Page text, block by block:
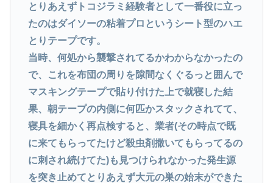
とりあえずトコジラミ経験者として一番役に立っ
たのはダイソーの粘着プロというシート型のハエ
とりテープです。
当時、何処から襲撃されてるかわからなかったの
で、これを布団の周りを隙間なくぐるっと囲んで
マスキングテープで貼り付けた上で就寝した結
果、朝テープの内側に何匹かスタックされてて、
寝具を細かく再点検すると、業者(その時点で既
に来てもらってたけど殺虫剤撒いてもらってるの
に刺され続けてた)も見つけられなかった発生源
を突き止めてとりあえず大元の巣の始末ができた